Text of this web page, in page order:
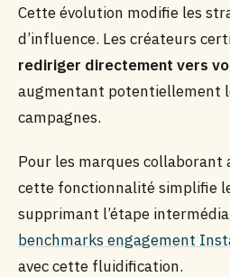
Cette évolution modifie les
d’influence. Les créateurs
rediriger directement vers
augmentant potentiellement
campagnes.
Pour les marques collaborant
cette fonctionnalité simplifie
supprimant l’étape
benchmarks engagement
avec cette fluidification.